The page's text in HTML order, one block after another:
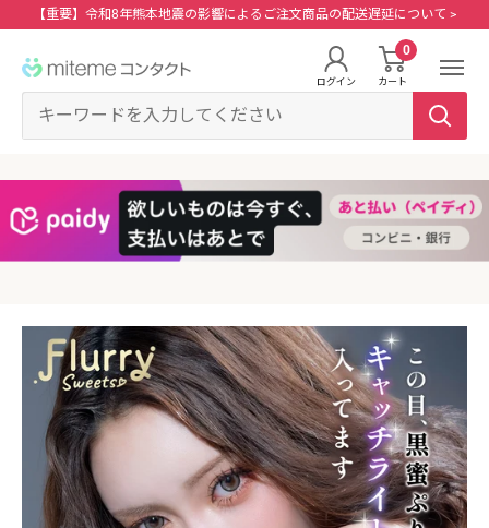
キ
ッ
【重要】令和8年熊本地震の影響によるご注文商品の配送遅延について >
miteme
contact
ログイン
0
カート
ログイン・新規会員登録はこちら
クリニックフォアやアプリ「クリフォア」と同じアカウントをご利用いただけま
レンズタイプから探す
レンズタイプから探す
乱視用
カラコン
遠近両用
ケア用品
メーカーから探す
メーカーから探す
ジョンソン・エンド・ジョンソン
クーパービジョン
シード
ボシュロム
PIA